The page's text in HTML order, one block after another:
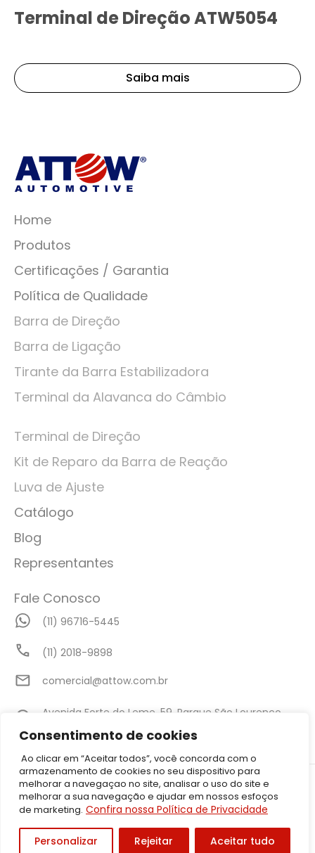
Consentimento de cookies
Ao clicar em “Aceitar todos”, você concorda com o
armazenamento de cookies no seu dispositivo para
melhorar a navegaçao no site, analisar o uso do site e
melhorar a sua navegação e ajudar em nossos esfoços
de marketing. Confira nossa Política de Privacidade
Personalizar Rejeitar Aceitar tudo
Terminal de Direção ATW5054
Saiba mais
Home
Produtos
Certificações / Garantia
Política de Qualidade
Barra de Direção
Barra de Ligação
Tirante da Barra Estabilizadora
Terminal da Alavanca do Câmbio
Terminal de Direção
Kit de Reparo da Barra de Reação
Luva de Ajuste
Catálogo
Blog
Representantes
Fale Conosco
(11) 96716-5445
(11) 2018-9898
comercial@attow.com.br
Avenida Forte do Leme, 59, Parque São Lourenço,
©2026 Attow – Todos Direitos Reservados | Avenida Forte do Leme,
59, Parque São Lourenço, São Paulo – SP CEP: 08340-010 | CNPJ:
05.001.206/0001-50
Política de Privacidade
Desenvolvido por